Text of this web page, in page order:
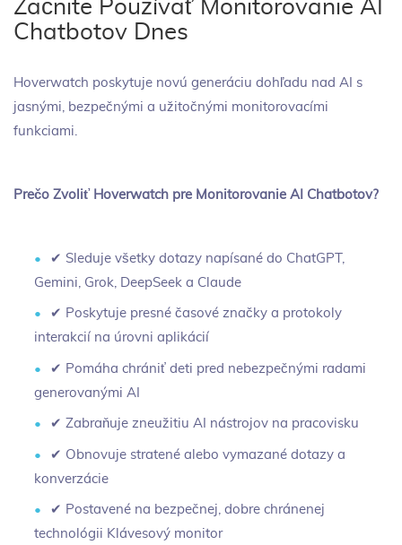
Začnite Používať Monitorovanie AI
Chatbotov Dnes
Hoverwatch poskytuje novú generáciu dohľadu nad AI s
jasnými, bezpečnými a užitočnými monitorovacími
funkciami.
Prečo Zvoliť Hoverwatch pre Monitorovanie AI Chatbotov?
✔ Sleduje všetky dotazy napísané do ChatGPT,
Gemini, Grok, DeepSeek a Claude
✔ Poskytuje presné časové značky a protokoly
interakcií na úrovni aplikácií
✔ Pomáha chrániť deti pred nebezpečnými radami
generovanými AI
✔ Zabraňuje zneužitiu AI nástrojov na pracovisku
✔ Obnovuje stratené alebo vymazané dotazy a
konverzácie
✔ Postavené na bezpečnej, dobre chránenej
technológii Klávesový monitor